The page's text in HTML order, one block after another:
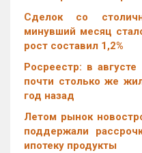
Cделок со
минувший месяц
рост составил 1,2%
Росреестр: в
почти столько же
год назад
Летом рынок
поддержали
ипотеку продукты